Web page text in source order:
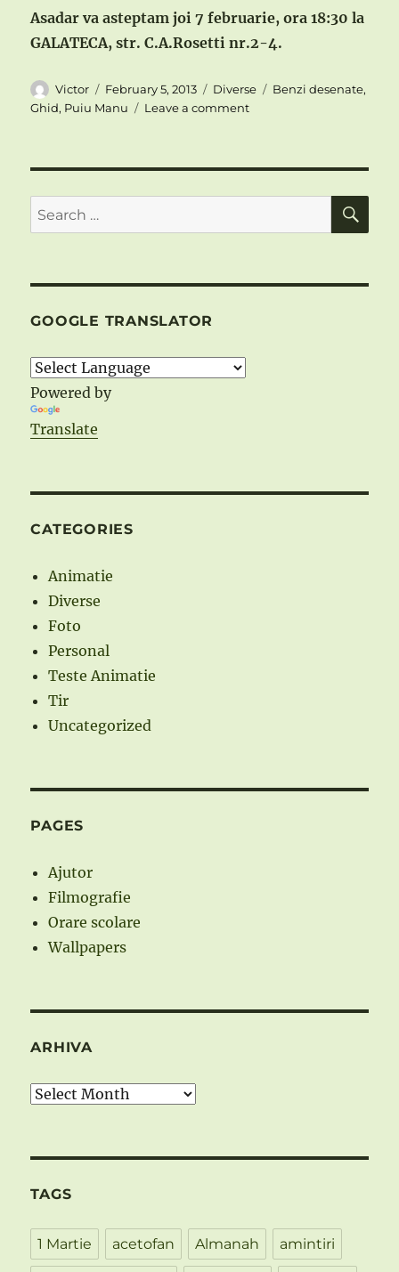
Asadar va asteptam joi 7 februarie, ora 18:30 la
GALATECA, str. C.A.Rosetti nr.2-4.
Author
Victor
Posted
on
February 5, 2013 Categories
Diverse Tags
Benzi desenate,
Ghid, Puiu Manu Leave a commenton
BD
Search
for:
GOOGLE TRANSLATOR
Powered by
Translate
CATEGORIES
Animatie
Diverse
Foto
Personal
Teste Animatie
Tir
Uncategorized
PAGES
Ajutor
Filmografie
Orare scolare
Wallpapers
ARHIVA
Arhiva
TAGS
1 Martie acetofan Almanah amintiri